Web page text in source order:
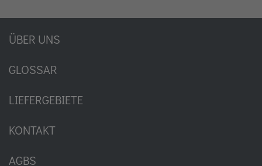
ÜBER UNS
GLOSSAR
LIEFERGEBIETE
KONTAKT
AGBS